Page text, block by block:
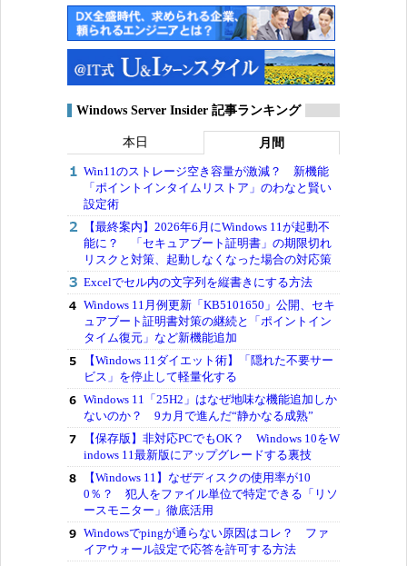
Windows Server Insider 記事ランキング
本日 月間
Win11のストレージ空き容量が激減？ 新機能
「ポイントインタイムリストア」のわなと賢い
設定術
【最終案内】2026年6月にWindows 11が起動不
能に？ 「セキュアブート証明書」の期限切れ
リスクと対策、起動しなくなった場合の対応策
Excelでセル内の文字列を縦書きにする方法
Windows 11月例更新「KB5101650」公開、セキ
ュアブート証明書対策の継続と「ポイントイン
タイム復元」など新機能追加
【Windows 11ダイエット術】「隠れた不要サー
ビス」を停止して軽量化する
Windows 11「25H2」はなぜ地味な機能追加しか
ないのか？ 9カ月で進んだ“静かなる成熟”
【保存版】非対応PCでもOK？ Windows 10をW
indows 11最新版にアップグレードする裏技
【Windows 11】なぜディスクの使用率が10
0％？ 犯人をファイル単位で特定できる「リソ
ースモニター」徹底活用
Windowsでpingが通らない原因はコレ？ ファ
イアウォール設定で応答を許可する方法